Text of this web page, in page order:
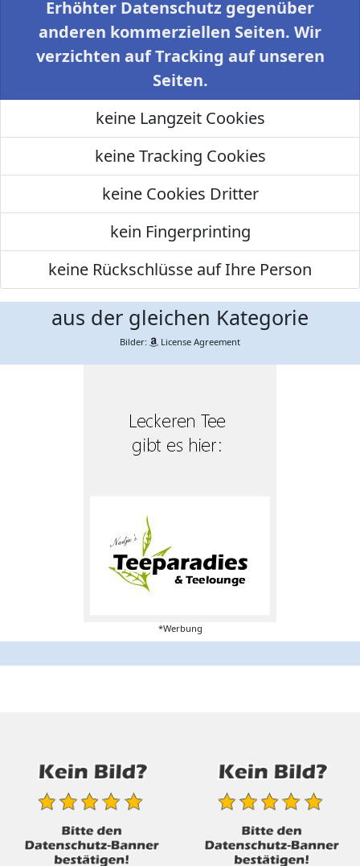
Erhöhter Datenschutz gegenüber
anderen kommerziellen Seiten. Wir
verzichten auf Tracking auf unseren
Seiten.
keine Langzeit Cookies
keine Tracking Cookies
keine Cookies Dritter
kein Fingerprinting
keine Rückschlüsse auf Ihre Person
aus der gleichen Kategorie
Bilder: License Agreement
*Werbung